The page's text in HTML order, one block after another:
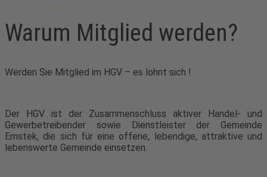
Warum Mitglied werden?
Werden Sie Mitglied im HGV – es lohnt sich !
Der HGV ist der Zusammenschluss aktiver Handel- und
Gewerbetreibender sowie Dienstleister der Gemeinde
Emstek, die sich für eine offene, lebendige, attraktive und
lebenswerte Gemeinde einsetzen.